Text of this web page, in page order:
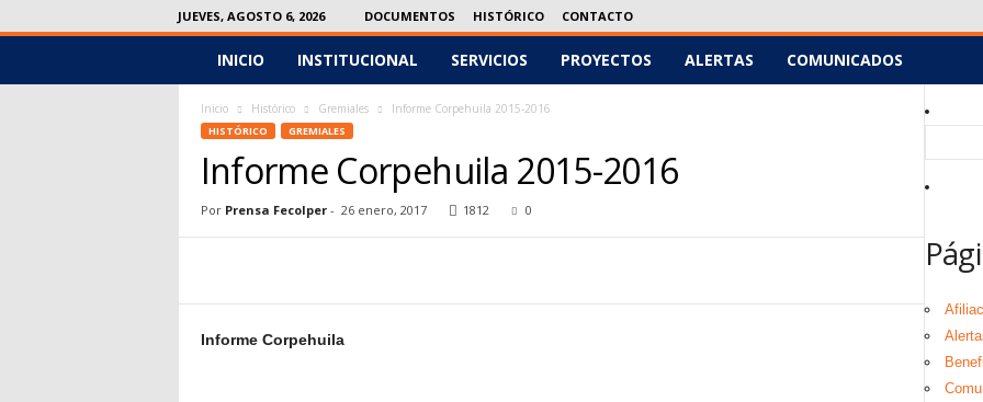
JUEVES, AGOSTO 6, 2026 DOCUMENTOS HISTÓRICO CONTACTO
e
c
o
p
e
INICIO INSTITUCIONAL SERVICIOS PROYECTOS ALERTAS COMUNICADOS
Inicio Histórico Gremiales Informe Corpehuila 2015-2016
HISTÓRICO GREMIALES
Informe Corpehuila 2015-2016
Por Prensa Fecolper- 26 enero, 2017 1812 0
Informe Corpehuila